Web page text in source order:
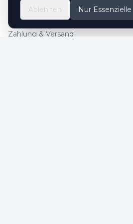
So geht es
Kontaktformular
Zahlung & Versand
Ablehnen Nur Essenzielle